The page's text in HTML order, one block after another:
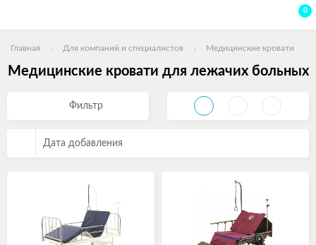
0
Главная Для компаний и специалистов Медицинские кровати
Медицинские кровати для лежачих больных
Фильтр
Дата добавления